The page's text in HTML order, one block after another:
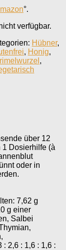
°.
verfügbar.
Hübner,
, Honig,
,
über 12
Dosierhilfe (à
oder in
7,62 g
g einer
Salbei
: 2,6 : 1,6 : 1,6 :